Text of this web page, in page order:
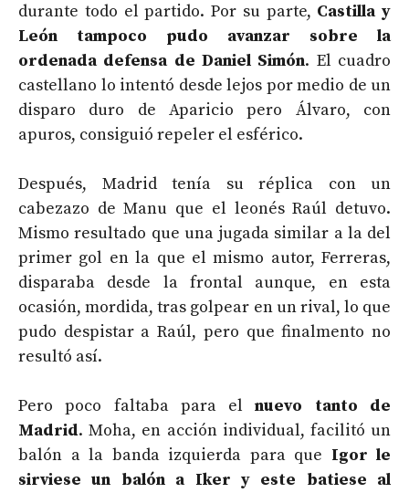
durante todo el partido. Por su parte, Castilla y
León tampoco pudo avanzar sobre la
ordenada defensa de Daniel Simón. El cuadro
castellano lo intentó desde lejos por medio de un
disparo duro de Aparicio pero Álvaro, con
apuros, consiguió repeler el esférico.
Después, Madrid tenía su réplica con un
cabezazo de Manu que el leonés Raúl detuvo.
Mismo resultado que una jugada similar a la del
primer gol en la que el mismo autor, Ferreras,
disparaba desde la frontal aunque, en esta
ocasión, mordida, tras golpear en un rival, lo que
pudo despistar a Raúl, pero que finalmento no
resultó así.
Pero poco faltaba para elnuevo tanto de
Madrid. Moha, en acción individual, facilitó un
balón a la banda izquierda para que Igor le
sirviese un balón a Iker y este batiese al